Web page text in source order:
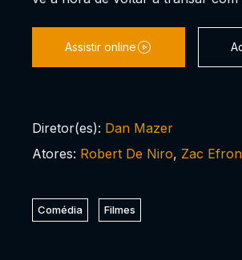
Assistir online
Diretor(es): Dan Mazer
Atores: Robert De Niro, Zac Efron
Comédia Filmes